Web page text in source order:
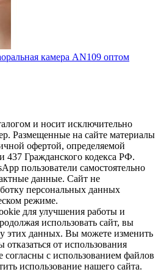
камера AN109 оптом
и носит исключительно
Размещенные на сайте материалы
офертой, определяемой
437 Гражданского кодекса РФ.
пользователи самостоятельно
данные. Сайт не
персональных данных
режиме.
для улучшения работы и
использовать сайт, вы
этих данных. Вы можете изменить
отказаться от использования
с использованием файлов
использование нашего сайта.